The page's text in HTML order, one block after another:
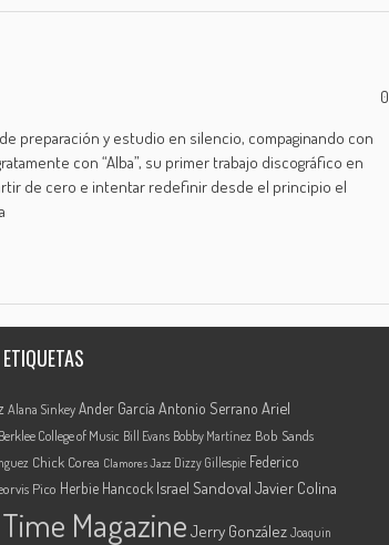
0
preparación y estudio en silencio, compaginando con
con “Alba”, su primer trabajo discográfico en
de cero e intentar redefinir desde el principio el
Alana Sinkey Ander García Antonio Serrano Ariel
Berklee College of Music Bill Evans Bobby Martínez Bob Sands
Chick Corea Clamores Jazz Dizzy Gillespie Federico
Pico Herbie Hancock Israel Sandoval Javier Colina
Magazine Jerry González Joaquin